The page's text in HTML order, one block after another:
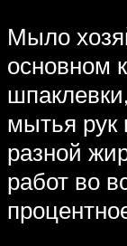
Мыло
основном
мытья рук
разной
работ во